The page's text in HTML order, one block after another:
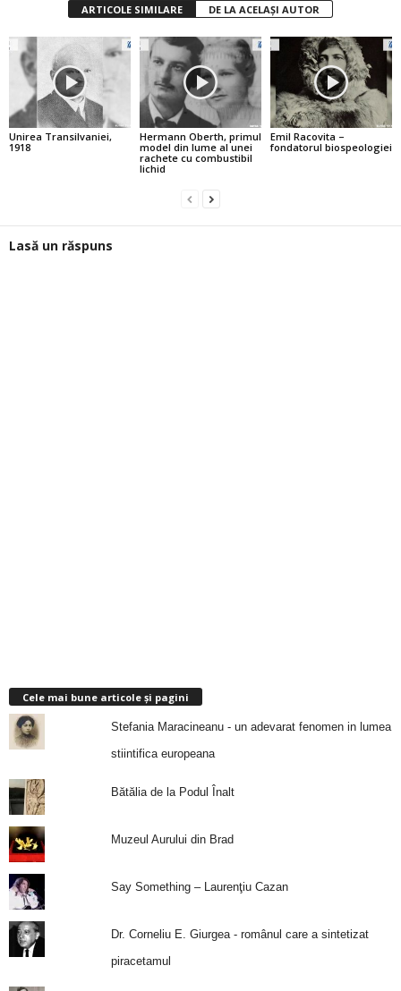
ARTICOLE SIMILARE DE LA ACELAȘI AUTOR
Unirea Transilvaniei,
1918
Hermann Oberth, primul
model din lume al unei
rachete cu combustibil
lichid
Emil Racovita –
fondatorul biospeologiei
Lasă un răspuns
Cele mai bune articole și pagini
Stefania Maracineanu - un adevarat fenomen in lumea
stiintifica europeana
Bătălia de la Podul Înalt
Muzeul Aurului din Brad
Say Something – Laurenţiu Cazan
Dr. Corneliu E. Giurgea - românul care a sintetizat
piracetamul